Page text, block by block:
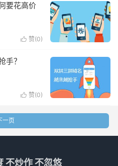
要花高价
 赞(0)
手？
 赞(0)
一页
不炒作 不忽悠